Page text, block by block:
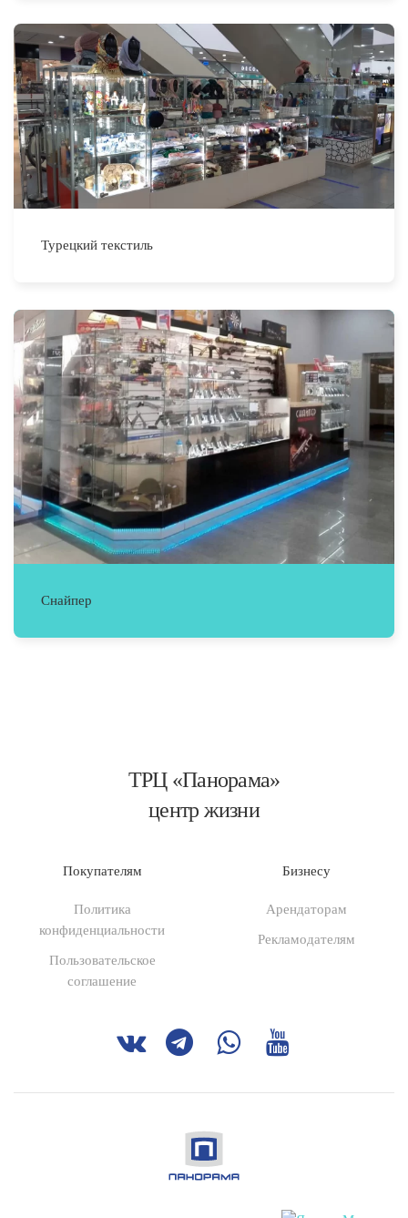
Турецкий текстиль
Снайпер
ТРЦ «Панорама»
центр жизни
Покупателям
Политика
конфиденциальности
Пользовательское
соглашение
Бизнесу
Арендаторам
Рекламодателям